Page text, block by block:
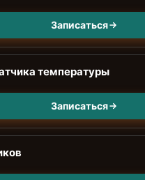
Записаться
температуры
Записаться